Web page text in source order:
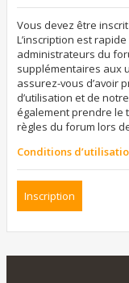
Vous devez être
L’inscription est
administrateurs du
supplémentaires aux
assurez-vous d’avoir
d’utilisation et de
également prendre le
règles du forum lors
Conditions
Inscription